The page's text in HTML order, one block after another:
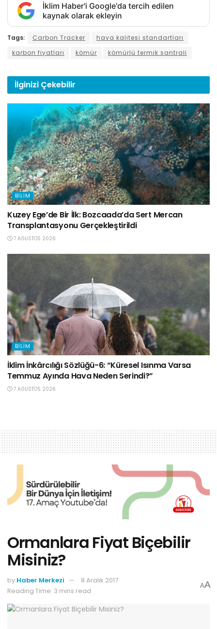
İklim Haber'i Google'da tercih edilen
kaynak olarak ekleyin
Tags: Carbon Tracker
hava kalitesi standartları
karbon fiyatları
kömür kömürlü termik santrali
İlginizi Çekebilir
BILIM
Kuzey Ege’de Bir İlk: Bozcaada’da Sert Mercan
Transplantasyonu Gerçekleştirildi
7 AĞUSTOS 2026
BILIM
İklim İnkârcılığı Sözlüğü-6: “Küresel Isınma Varsa
Temmuz Ayında Hava Neden Serindi?”
7 AĞUSTOS 2026
Ormanlara Fiyat Biçebilir
Misiniz?
by Haber Merkezi
8 Aralık 2017
Reading Time: 3 mins read
AA